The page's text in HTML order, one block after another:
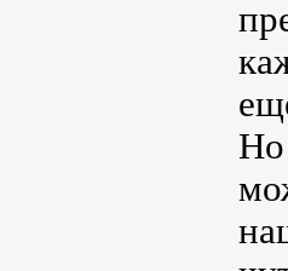
Но